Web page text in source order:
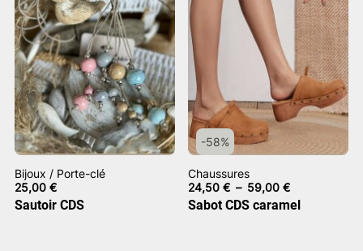
Bijoux / Porte-clé
25,00 €
Sautoir CDS
-58%
Chaussures
24,50€ – 59,00€Plage
de
prix :
Sabot CDS caramel